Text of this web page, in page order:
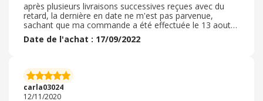
après plusieurs livraisons successives reçues avec du
retard, la dernière en date ne m'est pas parvenue,
sachant que ma commande a été effectuée le 13 aout
2022 si au début je recommandais craftine à présent je
confirme un manque de sérieux et de suivi de plus le
aucun moyen de savoir si mon colis est vraiment parti je
suis vraiment déçue moi qui vanter le site à mon
entourage....
Date de l'achat : 17/09/2022
carla03024
12/11/2020